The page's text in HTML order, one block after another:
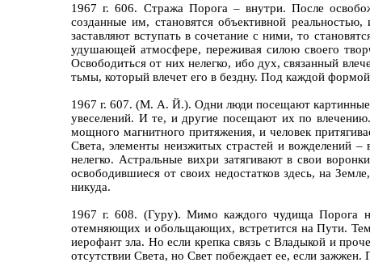
1967 г. 606. Стража Порога – внутри. После
созданные им, становятся объективной
заставляют вступать в сочетание с ними, то
удушающей атмосфере, переживая силою своего
Освободиться от них нелегко, ибо дух, связанный
тьмы, который влечет его в бездну. Под каждой
1967 г. 607. (М. А. Й.). Одни люди посещают картинные
увеселений. И те, и другие посещают их по
мощного магнитного притяжения, и человек
Света, элементы неизжитых страстей и вожделений
нелегко. Астральные вихри затягивают в свои
освободившиеся от своих недостатков здесь, на
никуда.
1967 г. 608. (Гуру). Мимо каждого чудища Порога
отемняющих и обольщающих, встретится на Пути.
иерофант зла. Но если крепка связь с Владыкой и
отсутствии Света, но Свет побеждает ее, если